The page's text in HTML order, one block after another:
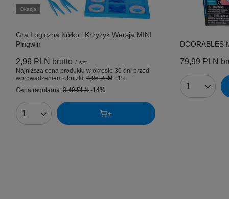
Okazja
Gra Logiczna Kółko i Krzyżyk Wersja MINI
Pingwin
2,99 PLN brutto / szt.
Najniższa cena produktu w okresie 30 dni przed
wprowadzeniem obniżki: 2,95 PLN +1%
Cena regularna: 3,49 PLN -14%
Ilość produktów
DOORABLES
79,99 PLN
Ilość